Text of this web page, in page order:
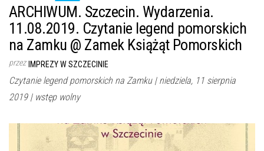
ARCHIWUM. Szczecin. Wydarzenia.
11.08.2019. Czytanie legend pomorskich
na Zamku @ Zamek Książąt Pomorskich
przez IMPREZY W SZCZECINIE
Czytanie legend pomorskich na Zamku | niedziela, 11 sierpnia
2019 | wstęp wolny